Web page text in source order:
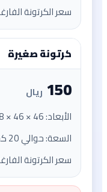
سعر الكرتونة الفارغة: 25 ريال
كرتونة صغيرة
150 ريال
الأبعاد: 46 × 46 × 48 سم
السعة: حوالي 20 كجم
سعر الكرتونة الفارغة: 20 ريال